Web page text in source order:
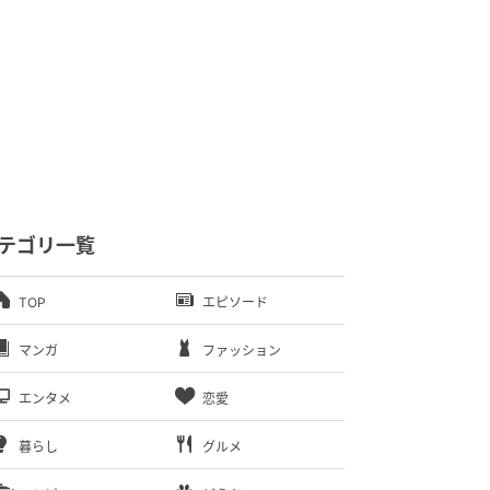
ゴリ一覧
TOP エピソード
マンガ ファッション
エンタメ 恋愛
暮らし グルメ